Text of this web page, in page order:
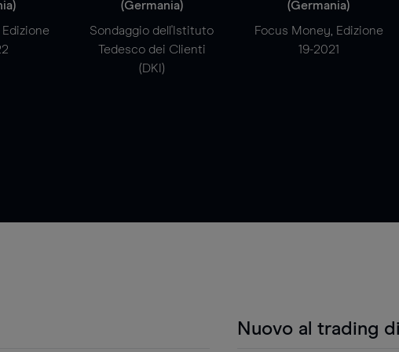
(Germania)
Sondaggio dell'Istituto
Tedesco dei Clienti
(DKI)
(Germania)
Focus Money, Edizione
19-2021
Nuovo al trading